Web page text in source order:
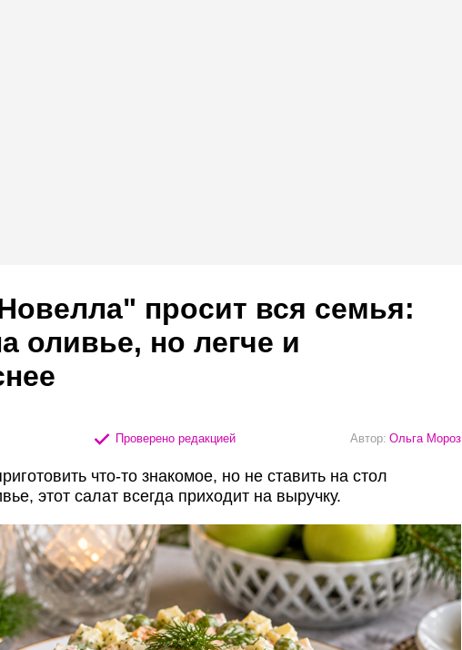
просит вся семья:
оливье, но легче и
Проверено редакцией Автор: Ольга Мороз
что-то знакомое, но не ставить на стол
этот салат всегда приходит на выручку.